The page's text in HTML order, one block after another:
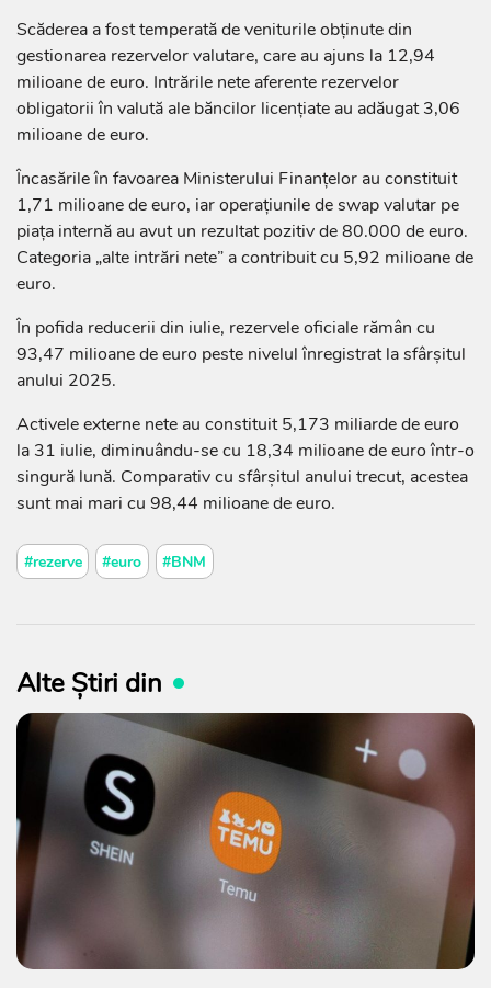
Scăderea a fost temperată de veniturile obținute din
gestionarea rezervelor valutare, care au ajuns la 12,94
milioane de euro. Intrările nete aferente rezervelor
obligatorii în valută ale băncilor licențiate au adăugat 3,06
milioane de euro.
Încasările în favoarea Ministerului Finanțelor au constituit
1,71 milioane de euro, iar operațiunile de swap valutar pe
piața internă au avut un rezultat pozitiv de 80.000 de euro.
Categoria „alte intrări nete” a contribuit cu 5,92 milioane de
euro.
În pofida reducerii din iulie, rezervele oficiale rămân cu
93,47 milioane de euro peste nivelul înregistrat la sfârșitul
anului 2025.
Activele externe nete au constituit 5,173 miliarde de euro
la 31 iulie, diminuându-se cu 18,34 milioane de euro într-o
singură lună. Comparativ cu sfârșitul anului trecut, acestea
sunt mai mari cu 98,44 milioane de euro.
#rezerve #euro #BNM
Alte Știri din